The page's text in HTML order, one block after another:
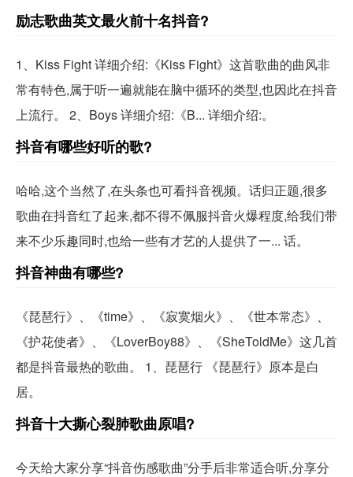
励志歌曲英文最火前十名抖音?
1、Kiss Fight 详细介绍:《Kiss Fight》这首歌曲的曲风非
常有特色,属于听一遍就能在脑中循环的类型,也因此在抖音
上流行。 2、Boys 详细介绍:《B... 详细介绍:。
抖音有哪些好听的歌?
哈哈,这个当然了,在头条也可看抖音视频。话归正题,很多
歌曲在抖音红了起来,都不得不佩服抖音火爆程度,给我们带
来不少乐趣同时,也给一些有才艺的人提供了一... 话。
抖音神曲有哪些?
《琵琶行》、《time》、《寂寞烟火》、《世本常态》、
《护花使者》、《LoverBoy88》、《SheToldMe》这几首
都是抖音最热的歌曲。 1、琵琶行 《琵琶行》原本是白
居。
抖音十大撕心裂肺歌曲原唱?
今天给大家分享“抖音伤感歌曲”分手后非常适合听,分享分